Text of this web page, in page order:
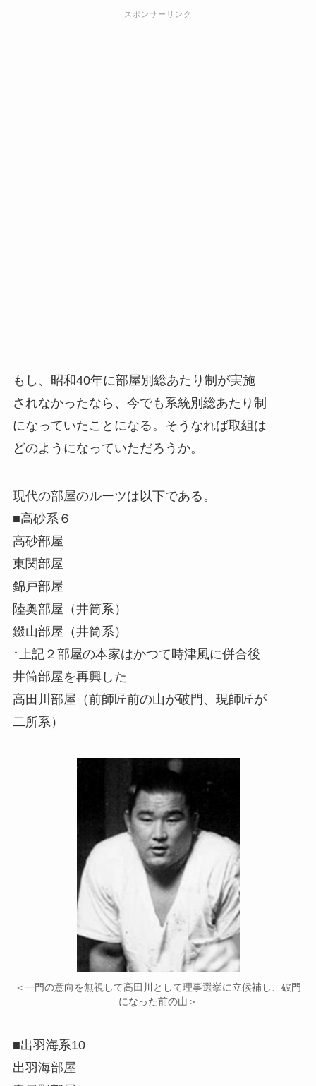
スポンサーリンク
もし、昭和40年に部屋別総あたり制が実施
されなかったなら、今でも系統別総あたり制
になっていたことになる。そうなれば取組は
どのようになっていただろうか。
現代の部屋のルーツは以下である。
■高砂系６
高砂部屋
東関部屋
錦戸部屋
陸奥部屋（井筒系）
錣山部屋（井筒系）
↑上記２部屋の本家はかつて時津風に併合後
井筒部屋を再興した
高田川部屋（前師匠前の山が破門、現師匠が
二所系）
＜一門の意向を無視して高田川として理事選挙に立候補し、破門
になった前の山＞
■出羽海系10
出羽海部屋